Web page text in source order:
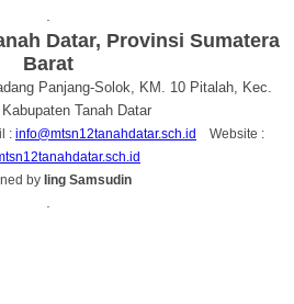
Datar, Provinsi Sumatera
Barat
Panjang-Solok, KM. 10 Pitalah, Kec.
Tanah Datar
: info@mtsn12tanahdatar.sch.id
Website :
by Iing Samsudin